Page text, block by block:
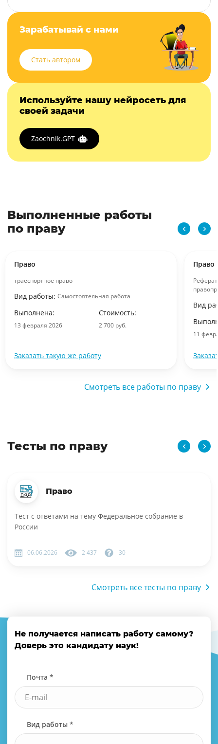
Зарабатывай с нами
Стать автором
Используйте нашу нейросеть для
своей задачи
Zaochnik.GPT
Выполненные работы
по праву
Право
траеспортное право
Вид работы: Самостоятельная работа
Выполнена:
13 февраля 2026
Стоимость:
2 700 руб.
Заказать такую же работу
Право
Вид
11
Смотреть все работы по праву
Тесты по праву
Право
Тест с ответами на тему Федеральное собрание в
России
06.06.2026 2 437 30
Смотреть все тесты по праву
Не получается написать работу самому?
Доверь это кандидату наук!
Почта *
Вид работы *